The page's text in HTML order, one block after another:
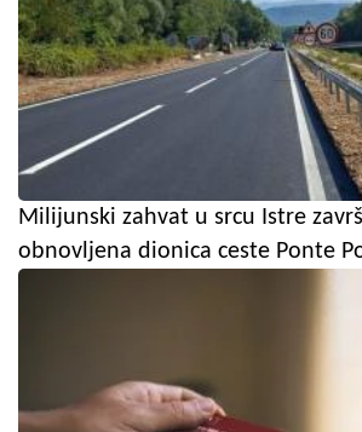
Milijunski zahvat u srcu Istre
obnovljena dionica ceste Ponte